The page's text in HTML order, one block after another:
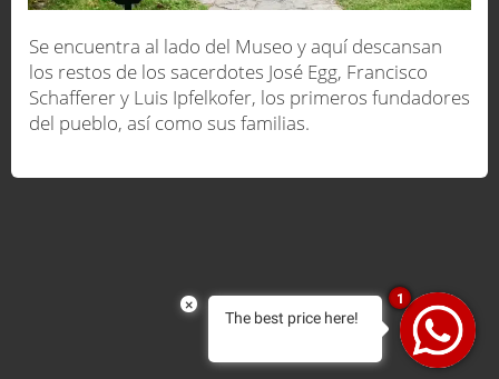
Se encuentra al lado del Museo y aquí descansan
los restos de los sacerdotes José Egg, Francisco
Schafferer y Luis Ipfelkofer, los primeros fundadores
del pueblo, así como sus familias.
×
The best price here!
1